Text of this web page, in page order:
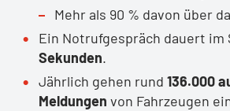
Mehr als 90 % davon über
Ein Notrufgespräch dauert im
Sekunden.
Jährlich gehen rund 136.000
Meldungen von Fahrzeugen